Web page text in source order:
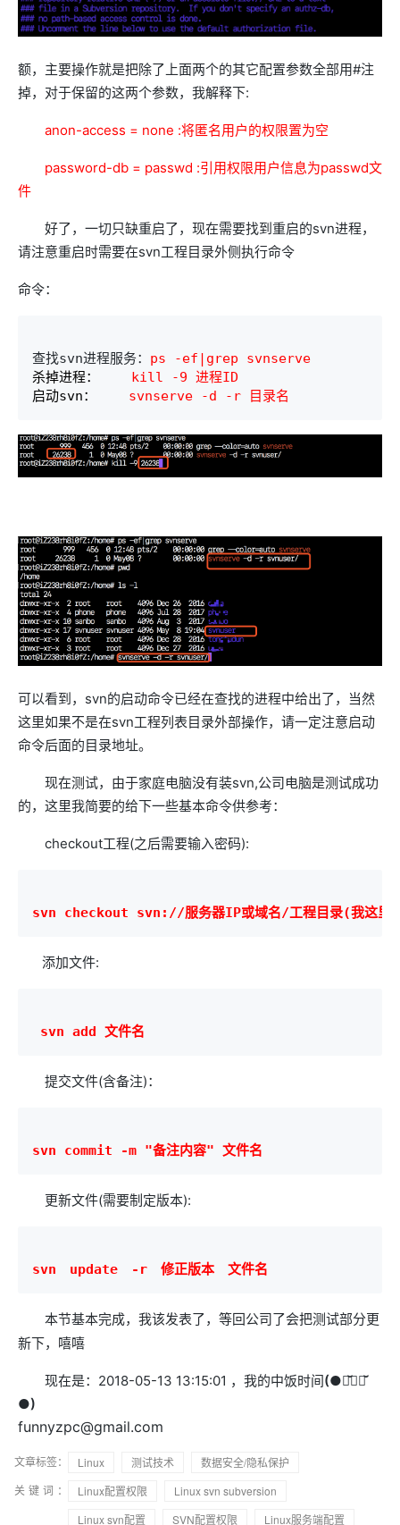
额，主要操作就是把除了上面两个的其它配置参数全部用#注
掉，对于保留的这两个参数，我解释下:
anon-access = none :将匿名用户的权限置为空
password-db = passwd :引用权限用户信息为passwd文
件
好了，一切只缺重启了，现在需要找到重启的svn进程，
请注意重启时需要在svn工程目录外侧执行命令
命令：
查找svn进程服务： ps -ef|grep svnserve
杀掉进程： kill -9 进程ID
启动svn：
svnserve -d -r 目录名
可以看到，svn的启动命令已经在查找的进程中给出了，当然
这里如果不是在svn工程列表目录外部操作，请一定注意启动
命令后面的目录地址。
现在测试，由于家庭电脑没有装svn,公司电脑是测试成功
的，这里我简要的给下一些基本命令供参考：
checkout工程(之后需要输入密码):
svn checkout svn://服务器IP或域名/工程目录(我这里
添加文件:
svn add 文件名
提交文件(含备注)：
svn commit -m "备注内容" 文件名
更新文件(需要制定版本):
svn　update　-r　修正版本　文件名
本节基本完成，我该发表了，等回公司了会把测试部分更
新下，嘻嘻
现在是：2018-05-13 13:15:01 ，我的中饭时间(●･̆⍛･̆
●)
funnyzpc@gmail.com
文章标签： Linux 测试技术
数据安全/隐私保护
关键词：
Linux配置权限
Linux svn subversion
Linux svn配置
SVN配置权限 Linux服务端配置